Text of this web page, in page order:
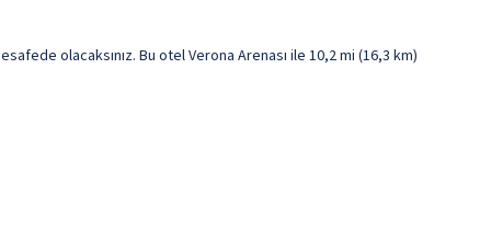
olacaksınız. Bu otel Verona Arenası ile 10,2 mi (16,3 km)